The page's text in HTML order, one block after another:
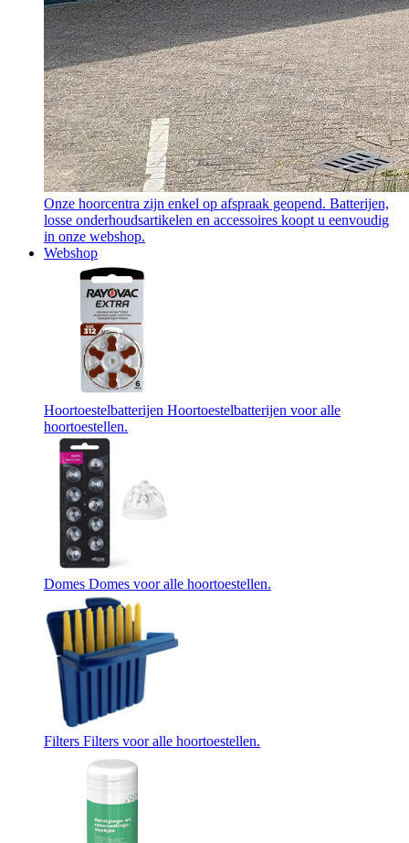
Onze hoorcentra zijn enkel op afspraak geopend. Batterijen,
losse onderhoudsartikelen en accessoires koopt u eenvoudig
in onze webshop.
Webshop
Hoortoestelbatterijen Hoortoestelbatterijen voor alle
hoortoestellen.
Domes Domes voor alle hoortoestellen.
Filters Filters voor alle hoortoestellen.